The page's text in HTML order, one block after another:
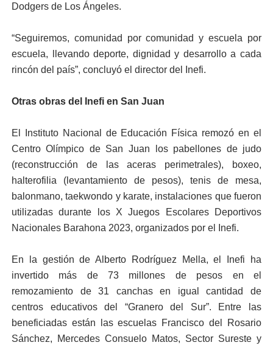
Dodgers de Los Ángeles.
“Seguiremos, comunidad por comunidad y escuela por
escuela, llevando deporte, dignidad y desarrollo a cada
rincón del país”, concluyó el director del Inefi.
Otras obras del Inefi en San Juan
El Instituto Nacional de Educación Física remozó en el
Centro Olímpico de San Juan los pabellones de judo
(reconstrucción de las aceras perimetrales), boxeo,
halterofilia (levantamiento de pesos), tenis de mesa,
balonmano, taekwondo y karate, instalaciones que fueron
utilizadas durante los X Juegos Escolares Deportivos
Nacionales Barahona 2023, organizados por el Inefi.
En la gestión de Alberto Rodríguez Mella, el Inefi ha
invertido más de 73 millones de pesos en el
remozamiento de 31 canchas en igual cantidad de
centros educativos del “Granero del Sur”. Entre las
beneficiadas están las escuelas Francisco del Rosario
Sánchez, Mercedes Consuelo Matos, Sector Sureste y